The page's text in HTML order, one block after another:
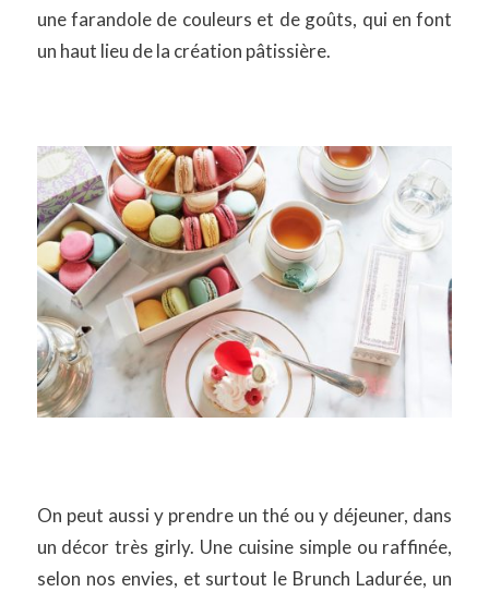
une farandole de couleurs et de goûts, qui en font
un haut lieu de la création pâtissière.
On peut aussi y prendre un thé ou y déjeuner, dans
un décor très girly. Une cuisine simple ou raffinée,
selon nos envies, et surtout le Brunch Ladurée, un